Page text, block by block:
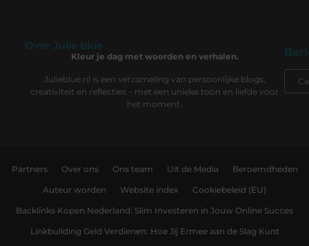
Over Julie blue
Kleur je dag met woorden en verhalen.
Julieblue.nl is een verzameling van persoonlijke blogs,
creativiteit en reflecties – met een unieke toon en liefde voor
het moment.
Partners Over ons Ons team Uit de Media Beroemdheden
Auteur worden Website index Cookiebeleid (EU)
Backlinks Kopen Nederland: Slim Investeren in Jouw Online Succes
Linkbuilding Geld Verdienen: Hoe Jij Ermee aan de Slag Kunt